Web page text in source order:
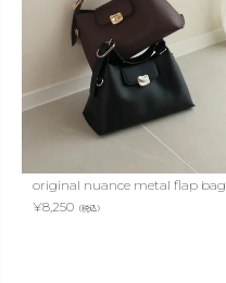
original nuance metal flap bag
¥8,250 （税込）